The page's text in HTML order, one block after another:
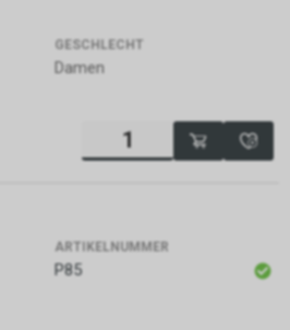
GESCHLECHT
Damen
ARTIKELNUMMER
P85